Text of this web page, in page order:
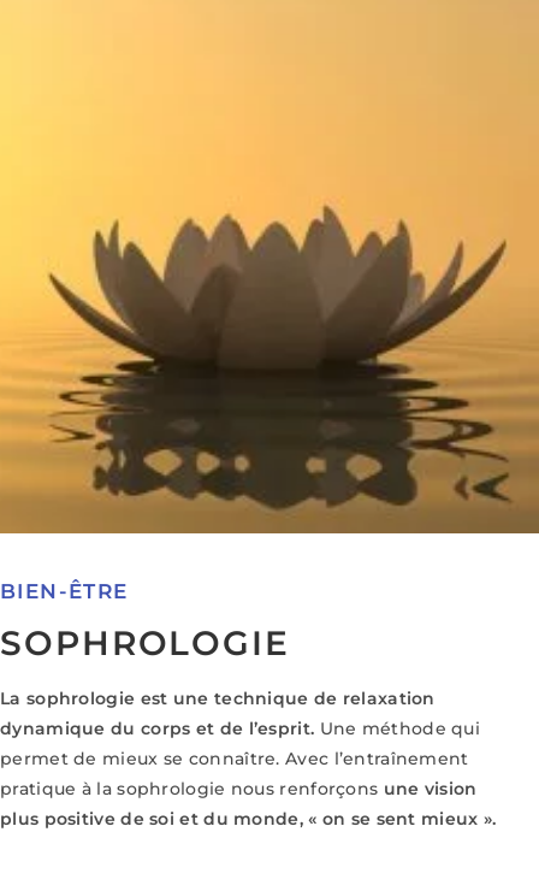
BIEN-ÊTRE
SOPHROLOGIE
La sophrologie est une technique de relaxation
dynamique du corps et de l’esprit. Une méthode qui
permet de mieux se connaître. Avec l’entraînement
pratique à la sophrologie nous renforçons une vision
plus positive de soi et du monde, « on se sent mieux ».